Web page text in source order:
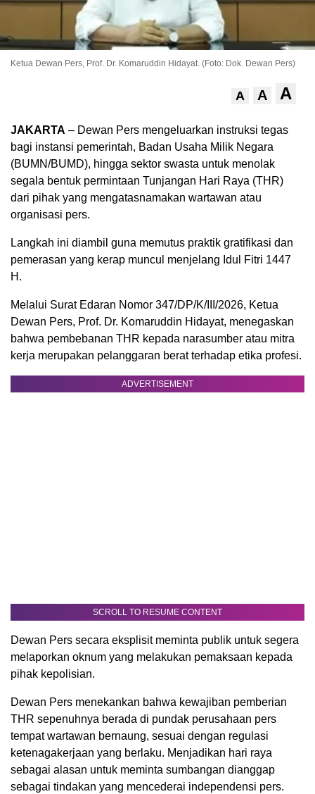
Ketua Dewan Pers, Prof. Dr. Komaruddin Hidayat. (Foto: Dok. Dewan Pers)
A A A
JAKARTA – Dewan Pers mengeluarkan instruksi tegas
bagi instansi pemerintah, Badan Usaha Milik Negara
(BUMN/BUMD), hingga sektor swasta untuk menolak
segala bentuk permintaan Tunjangan Hari Raya (THR)
dari pihak yang mengatasnamakan wartawan atau
organisasi pers.
Langkah ini diambil guna memutus praktik gratifikasi dan
pemerasan yang kerap muncul menjelang Idul Fitri 1447
H.
Melalui Surat Edaran Nomor 347/DP/K/III/2026, Ketua
Dewan Pers, Prof. Dr. Komaruddin Hidayat, menegaskan
bahwa pembebanan THR kepada narasumber atau mitra
kerja merupakan pelanggaran berat terhadap etika profesi.
ADVERTISEMENT
SCROLL TO RESUME CONTENT
Dewan Pers secara eksplisit meminta publik untuk segera
melaporkan oknum yang melakukan pemaksaan kepada
pihak kepolisian.
Dewan Pers menekankan bahwa kewajiban pemberian
THR sepenuhnya berada di pundak perusahaan pers
tempat wartawan bernaung, sesuai dengan regulasi
ketenagakerjaan yang berlaku. Menjadikan hari raya
sebagai alasan untuk meminta sumbangan dianggap
sebagai tindakan yang mencederai independensi pers.